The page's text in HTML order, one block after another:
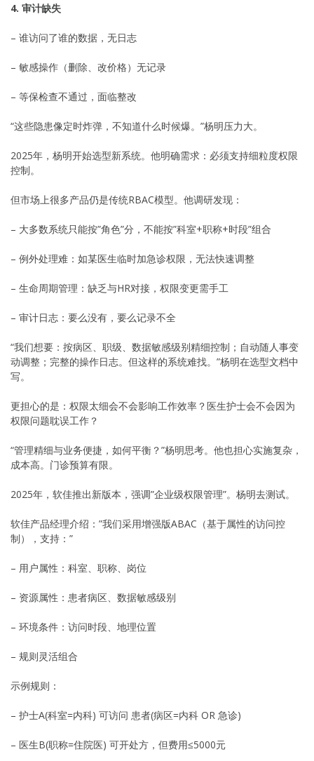
4. 审计缺失
– 谁访问了谁的数据，无日志
– 敏感操作（删除、改价格）无记录
– 等保检查不通过，面临整改
“这些隐患像定时炸弹，不知道什么时候爆。”杨明压力大。
2025年，杨明开始选型新系统。他明确需求：必须支持细粒度权限
控制。
但市场上很多产品仍是传统RBAC模型。他调研发现：
– 大多数系统只能按”角色”分，不能按”科室+职称+时段”组合
– 例外处理难：如某医生临时加急诊权限，无法快速调整
– 生命周期管理：缺乏与HR对接，权限变更需手工
– 审计日志：要么没有，要么记录不全
“我们想要：按病区、职级、数据敏感级别精细控制；自动随人事变
动调整；完整的操作日志。但这样的系统难找。”杨明在选型文档中
写。
更担心的是：权限太细会不会影响工作效率？医生护士会不会因为
权限问题耽误工作？
“管理精细与业务便捷，如何平衡？”杨明思考。他也担心实施复杂，
成本高。门诊预算有限。
2025年，软佳推出新版本，强调”企业级权限管理”。杨明去测试。
软佳产品经理介绍：”我们采用增强版ABAC（基于属性的访问控
制），支持：”
– 用户属性：科室、职称、岗位
– 资源属性：患者病区、数据敏感级别
– 环境条件：访问时段、地理位置
– 规则灵活组合
示例规则：
– 护士A(科室=内科) 可访问 患者(病区=内科 OR 急诊)
– 医生B(职称=住院医) 可开处方，但费用≤5000元